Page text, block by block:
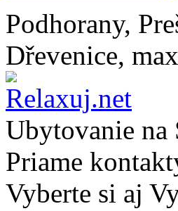
Podhorany,
Dřevenice,
Ubytovanie na
Priame
Vyberte si aj